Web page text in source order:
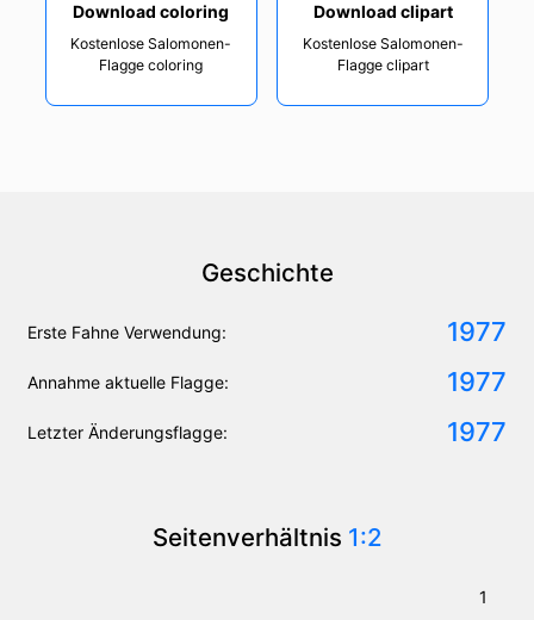
Download coloring
Kostenlose Salomonen-
Flagge coloring
Download clipart
Kostenlose Salomonen-
Flagge clipart
Geschichte
Erste Fahne Verwendung: 1977
Annahme aktuelle Flagge: 1977
Letzter Änderungsflagge: 1977
Seitenverhältnis 1:2
1